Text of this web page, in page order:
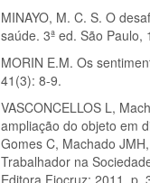
MINAYO, M. C. S. O
saúde. 3ª ed. São Paulo,
MORIN E.M. Os
41(3): 8-9.
VASCONCELLOS L,
ampliação do objeto em
Gomes C, Machado
Trabalhador na
Editora Fiocruz; 2011. p.